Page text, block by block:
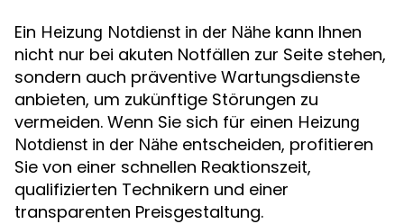
Ein Heizung Notdienst in der Nähe kann Ihnen
nicht nur bei akuten Notfällen zur Seite stehen,
sondern auch präventive Wartungsdienste
anbieten, um zukünftige Störungen zu
vermeiden. Wenn Sie sich für einen Heizung
Notdienst in der Nähe entscheiden, profitieren
Sie von einer schnellen Reaktionszeit,
qualifizierten Technikern und einer
transparenten Preisgestaltung.